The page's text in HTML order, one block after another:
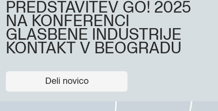
PREDSTAVITEV GO! 2025
NA KONFERENCI
GLASBENE INDUSTRIJE
KONTAKT V BEOGRADU
Deli novico